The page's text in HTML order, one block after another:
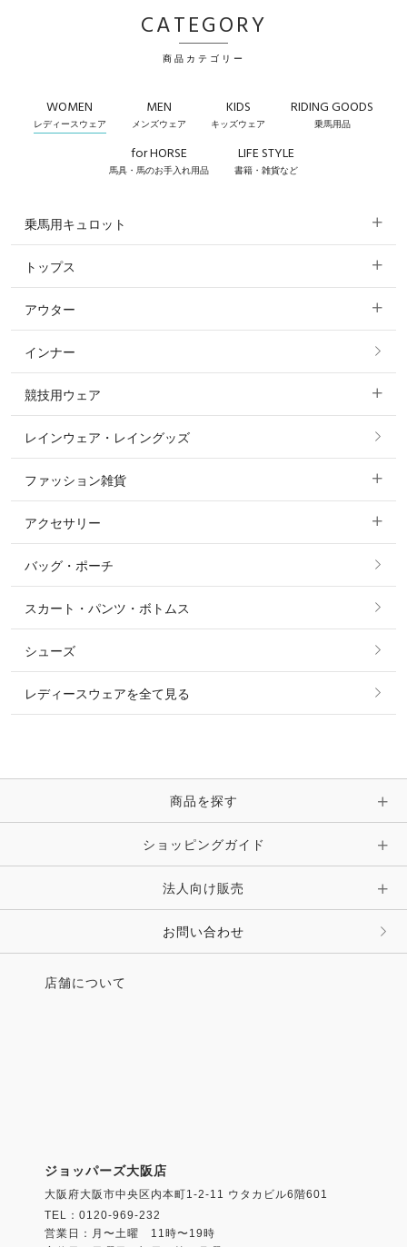
CATEGORY
商品カテゴリー
WOMEN
レディースウェア
MEN
メンズウェア
KIDS
キッズウェア
RIDING GOODS
乗馬用品
for HORSE
馬具・馬のお手入れ用品
LIFE STYLE
書籍・雑貨など
乗馬用キュロット
すべてのキュロット
フルグリップ・尻革 キュロット
ニーグリップ・膝革 キュロット
トップス
すべてのトップス
ポロシャツ
カットソー・Tシャツ・タンクトップ
パーカー・トレーナー・スウェット
ニット・セーター
シャツ・ブラウス・ワンピース
アウター
すべてのアウター
コート
ジャケット・ブルゾン
その他 アウター
インナー
競技用ウェア
すべての競技用ウェア
ショージャケット
ショーシャツ
レインウェア・レイングッズ
ファッション雑貨
すべてのファッション雑貨
ソックス
ベルト
マフラー・スカーフ・ストール・スヌード
時計・財布・キーケース・革小物
キーホルダー・チャーム・ストラップ
その他 ファッション雑貨
アクセサリー
すべてのアクセサリー
リング
ピアス・イヤリング
ピン・ブローチ・コサージュ
その他 アクセサリー
バッグ・ポーチ
スカート・パンツ・ボトムス
シューズ
レディースウェアを全て見る
商品を探す
ショッピングガイド
法人向け販売
お問い合わせ
店舗について
ジョッパーズ大阪店
大阪府大阪市中央区内本町1-2-11 ウタカビル6階601
TEL：0120-969-232
営業日：月〜土曜 11時〜19時